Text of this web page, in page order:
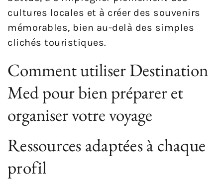
cultures locales et à créer des souvenirs
mémorables, bien au-delà des simples
clichés touristiques.
Comment utiliser Destination
Med pour bien préparer et
organiser votre voyage
Ressources adaptées à chaque
profil